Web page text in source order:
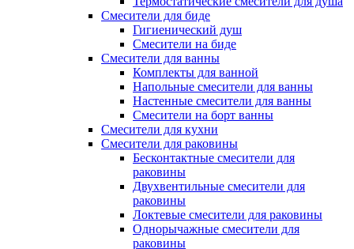
Смесители для биде
Гигиенический душ
Смесители на биде
Смесители для ванны
Комплекты для ванной
Напольные смесители для ванны
Настенные смесители для ванны
Смесители на борт ванны
Смесители для кухни
Смесители для раковины
Бесконтактные смесители для
раковины
Двухвентильные смесители для
раковины
Локтевые смесители для раковины
Однорычажные смесители для
раковины